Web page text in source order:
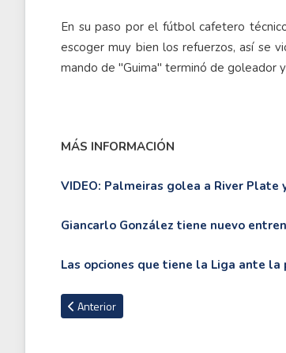
En su paso por el fútbol cafetero
escoger muy bien los refuerzos, así se
mando de "Guima" terminó de goleador
MÁS INFORMACIÓN
VIDEO: Palmeiras golea a River
Giancarlo González tiene nuevo
Las opciones que tiene la Liga ante
Artículo anterior: Mascherano es contratado
Anterior